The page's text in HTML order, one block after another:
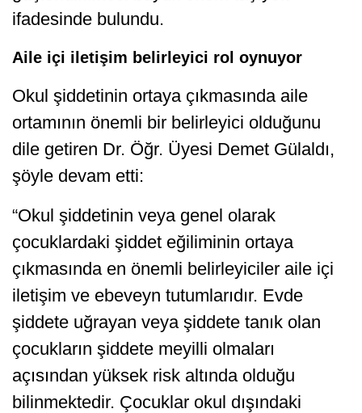
ifadesinde bulundu.
Aile içi iletişim belirleyici rol oynuyor
Okul şiddetinin ortaya çıkmasında aile
ortamının önemli bir belirleyici olduğunu
dile getiren Dr. Öğr. Üyesi Demet Gülaldı,
şöyle devam etti:
“Okul şiddetinin veya genel olarak
çocuklardaki şiddet eğiliminin ortaya
çıkmasında en önemli belirleyiciler aile içi
iletişim ve ebeveyn tutumlarıdır. Evde
şiddete uğrayan veya şiddete tanık olan
çocukların şiddete meyilli olmaları
açısından yüksek risk altında olduğu
bilinmektedir. Çocuklar okul dışındaki